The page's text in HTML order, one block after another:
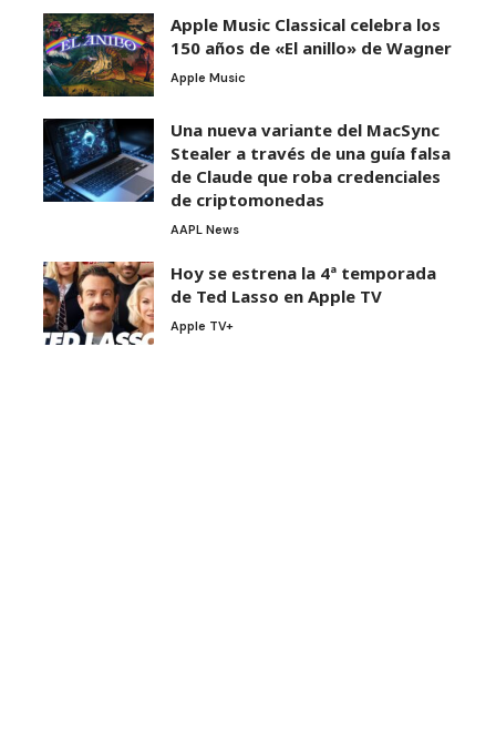
Apple Music Classical celebra los
150 años de «El anillo» de Wagner
Apple Music
Una nueva variante del MacSync
Stealer a través de una guía falsa
de Claude que roba credenciales
de criptomonedas
AAPL News
Hoy se estrena la 4ª temporada
de Ted Lasso en Apple TV
Apple TV+